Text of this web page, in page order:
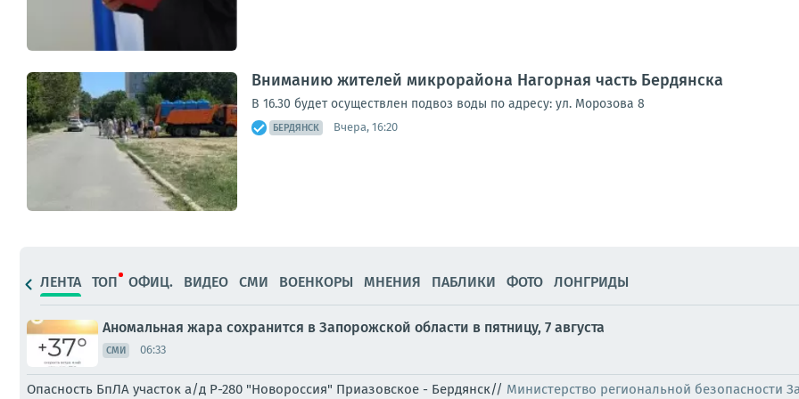
Вниманию жителей микрорайона Нагорная часть Бердянска
В 16.30 будет осуществлен подвоз воды по адресу: ул. Морозова 8
БЕРДЯНСК Вчера, 16:20
ЛЕНТА ТОП ОФИЦ. ВИДЕО СМИ ВОЕНКОРЫ МНЕНИЯ ПАБЛИКИ ФОТО ЛОНГРИДЫ
Аномальная жара сохранится в Запорожской области в пятницу, 7 августа
СМИ 06:33
Опасность БпЛА участок а/д Р-280 "Новороссия" Приазовское - Бердянск// Министерство региональной безопасности